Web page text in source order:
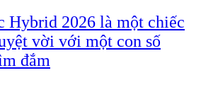
Hybrid 2026 là một chiếc
vời với một con số
đắm